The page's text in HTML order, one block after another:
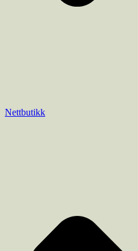
Nettbutikk